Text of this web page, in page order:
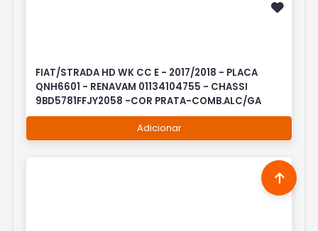
FIAT/STRADA HD WK CC E - 2017/2018 - PLACA
QNH6601 - RENAVAM 01134104755 - CHASSI
9BD5781FFJY2058 -COR PRATA-COMB.ALC/GA
Adicionar